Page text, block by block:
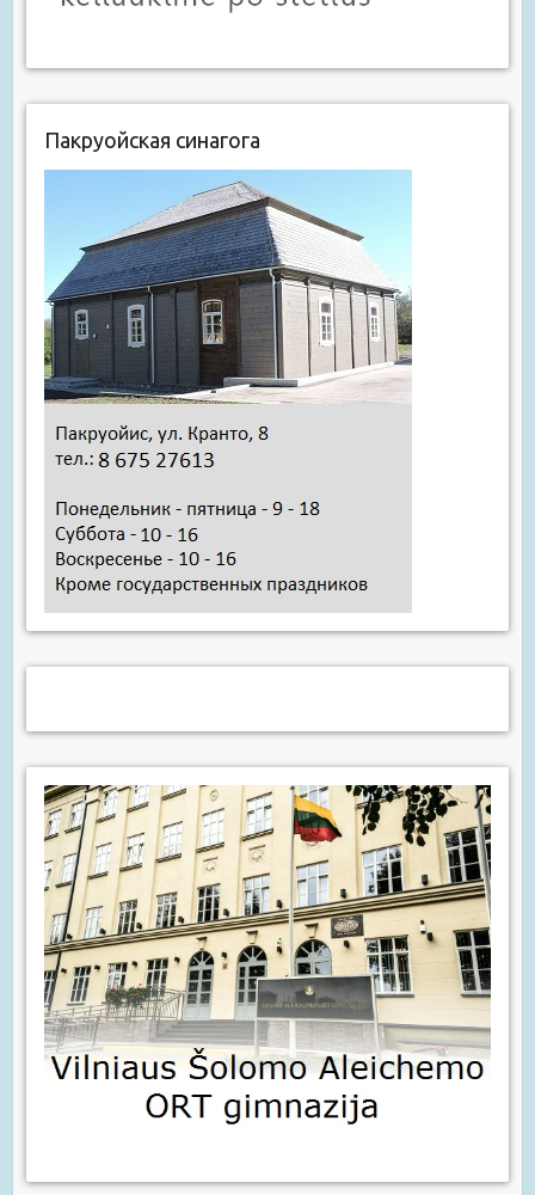
Пакруойская синагога